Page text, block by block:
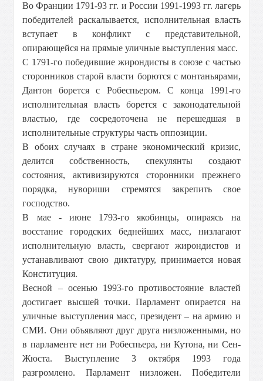
Во Франции 1791-93 гг. и России 1991-1993 гг. лагерь
победителей раскалывается, исполнительная власть
вступает в конфликт с представительной,
опирающейся на прямые уличные выступления масс.
С 1791-го победившие жирондисты в союзе с частью
сторонников старой власти борются с монтаньярами,
Дантон борется с Робеспьером. С конца 1991-го
исполнительная власть борется с законодательной
властью, где сосредоточена не перешедшая в
исполнительные структуры часть оппозиции.
В обоих случаях в стране экономический кризис,
делится собственность, спекулянты создают
состояния, активизируются сторонники прежнего
порядка, нувориши стремятся закрепить свое
господство.
В мае - июне 1793-го якобинцы, опираясь на
восстание городских беднейших масс, низлагают
исполнительную власть, свергают жирондистов и
устанавливают свою диктатуру, принимается новая
Конституция.
Весной – осенью 1993-го противостояние властей
достигает высшей точки. Парламент опирается на
уличные выступления масс, президент – на армию и
СМИ. Они объявляют друг друга низложенными, но
в парламенте нет ни Робеспьера, ни Кутона, ни Сен-
Жюста. Выступление 3 октября 1993 года
разгромлено. Парламент низложен. Победители